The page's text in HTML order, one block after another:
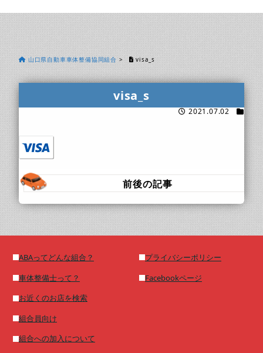
山口県自動車車体整備協同組合 > visa_s
visa_s
2021.07.02
前後の記事
ABAってどんな組合？
車体整備士って？
お近くのお店を検索
組合員向け
組合への加入について
プライバシーポリシー
Facebookページ